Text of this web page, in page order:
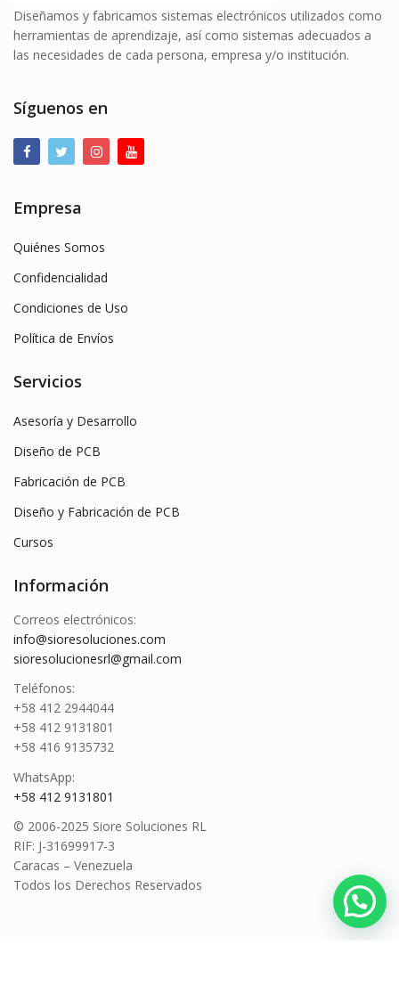
Diseñamos y fabricamos sistemas electrónicos utilizados como
herramientas de aprendizaje, así como sistemas adecuados a
las necesidades de cada persona, empresa y/o institución.
Síguenos en
Empresa
Quiénes Somos
Confidencialidad
Condiciones de Uso
Política de Envíos
Servicios
Asesoría y Desarrollo
Diseño de PCB
Fabricación de PCB
Diseño y Fabricación de PCB
Cursos
Información
Correos electrónicos:
info@sioresoluciones.com
sioresolucionesrl@gmail.com
Teléfonos:
+58 412 2944044
+58 412 9131801
+58 416 9135732
WhatsApp:
+58 412 9131801
© 2006-2025 Siore Soluciones RL
RIF: J-31699917-3
Caracas – Venezuela
Todos los Derechos Reservados